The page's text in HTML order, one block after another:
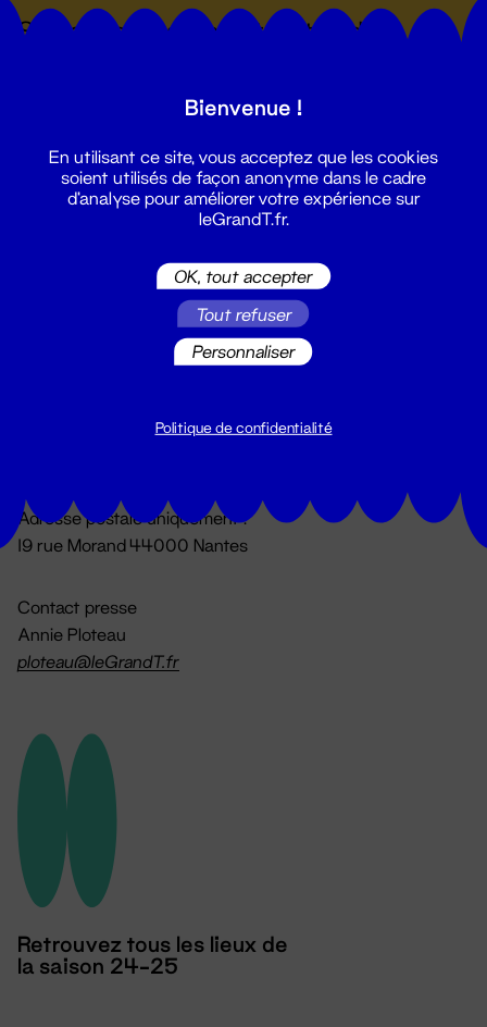
Suivez toutes les actualités du
Du lundi au vendredi 14h → 18h
Adresse postale uniquement :
19 rue Morand 44000 Nantes
Contact presse
Annie Ploteau
ploteau@leGrandT.fr
Retrouvez tous les lieux de
la saison 24-25
Bienvenue !
En utilisant ce site, vous acceptez que les cookies
soient utilisés de façon anonyme dans le cadre
d'analyse pour améliorer votre expérience sur
leGrandT.fr.
OK, tout accepter
Tout refuser
Personnaliser
Politique de confidentialité